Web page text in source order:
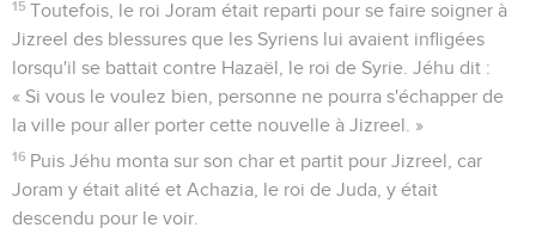
15 Toutefois, le roi Joram était reparti pour se faire soigner à
Jizreel des blessures que les Syriens lui avaient infligées
lorsqu'il se battait contre Hazaël, le roi de Syrie. Jéhu dit :
« Si vous le voulez bien, personne ne pourra s'échapper de
la ville pour aller porter cette nouvelle à Jizreel. »
16 Puis Jéhu monta sur son char et partit pour Jizreel, car
Joram y était alité et Achazia, le roi de Juda, y était
descendu pour le voir.